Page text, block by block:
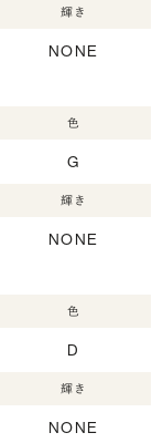
輝き
NONE
色
G
輝き
NONE
色
D
輝き
NONE